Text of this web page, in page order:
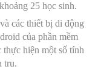
25 học sinh.
các thiết bị di động
của phần mềm
thực hiện một số tính
tru.